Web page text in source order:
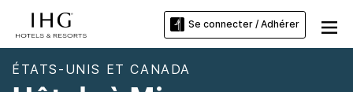
Se connecter / Adhérer
ÉTATS-UNIS ET CANADA